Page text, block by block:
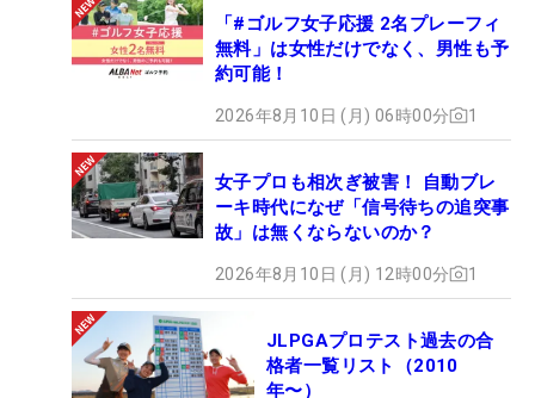
「#ゴルフ女子応援 2名プレーフィ
無料」は女性だけでなく、男性も予
約可能！
2026年8月10日 (月) 06時00分 1
女子プロも相次ぎ被害！ 自動ブレ
ーキ時代になぜ「信号待ちの追突事
故」は無くならないのか？
2026年8月10日 (月) 12時00分 1
JLPGAプロテスト過去の合
格者一覧リスト（2010
年〜）